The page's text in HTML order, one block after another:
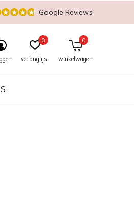
verlanglijst
0
winkelwagen
0
Google Reviews